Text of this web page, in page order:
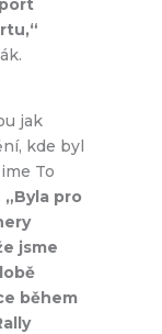
jak
kde byl
To
„Byla pro
jsme
během